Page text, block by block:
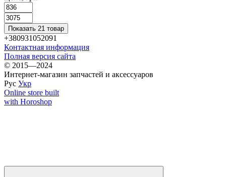
Показать 21 товар
+380931052091
Контактная информация
Полная версия сайта
© 2015—2024
Интернет-магазин запчастей и аксессуаров
Рус Укр
Online store built
with Horoshop